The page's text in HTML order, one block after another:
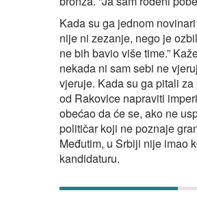
Kada su ga jednom
nije ni zezanje, nego je
ne bih bavio više time.”
nekada ni sam sebi ne
vjeruje. Kada su ga pitali
od Rakovice napraviti
obećao da će se, ako ne
političar koji ne poznaje
Međutim, u Srbiji nije imao
kandidaturu.